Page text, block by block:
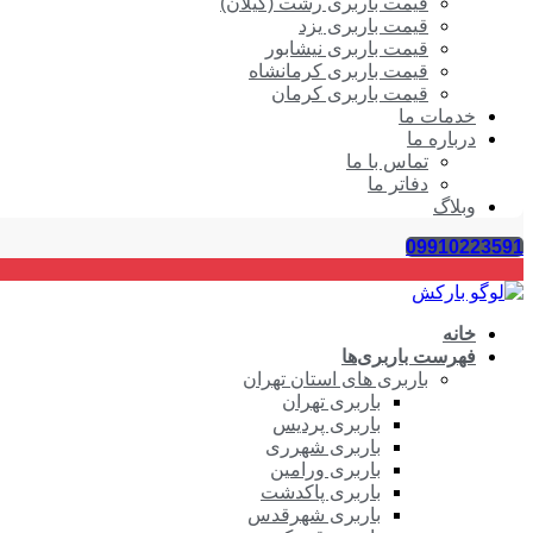
قیمت باربری یزد
قیمت باربری نیشابور
قیمت باربری کرمانشاه
قیمت باربری کرمان
خدمات ما
درباره ما
تماس با ما
دفاتر ما
وبلاگ
09910223591
خانه
فهرست باربری‌ها
باربری های استان تهران
باربری تهران
باربری پردیس
باربری شهرری
باربری ورامین
باربری پاکدشت
باربری شهرقدس